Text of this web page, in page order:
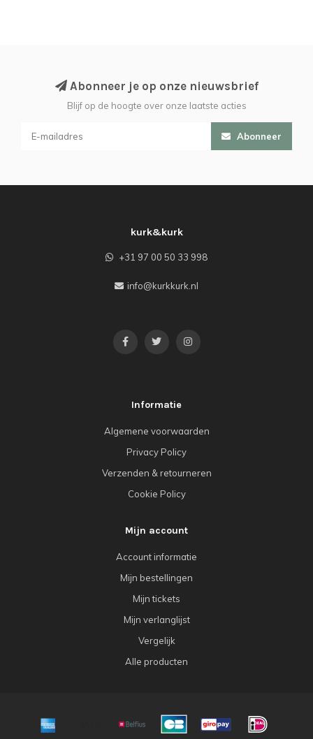
Abonneer je op onze nieuwsbrief
Blijf op de hoogte over onze laatste acties
Abonneer
kurk&kurk
+31 97 00 50 33 998
info@kurkkurk.nl
Informatie
Algemene voorwaarden
Privacy Policy
Verzenden & retourneren
Cookie Policy
Mijn account
Account informatie
Mijn bestellingen
Mijn tickets
Mijn verlanglijst
Vergelijk
Alle producten